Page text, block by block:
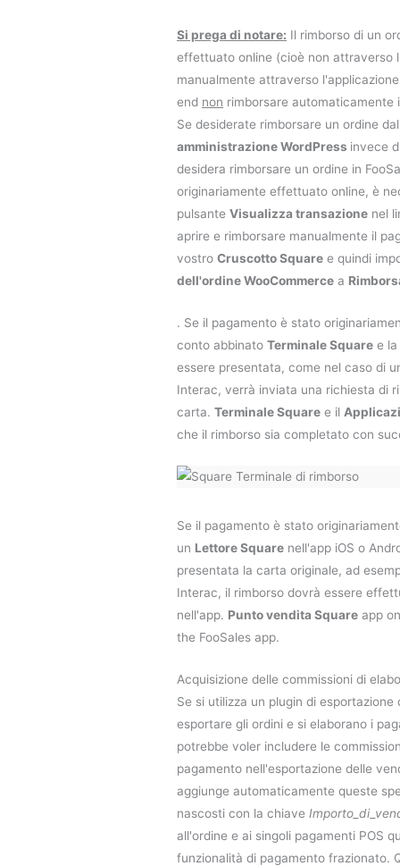
Si prega di notare: Il rimborso di un
effettuato online (cioè non attraverso
manualmente attraverso
end non rimborsare automaticamente
Se desiderate rimborsare un ordine
amministrazione WordPress invece
desidera rimborsare un ordine in
originariamente effettuato online, è
pulsante Visualizza transazione nel
aprire e rimborsare manualmente il
vostro Cruscotto Square e quindi
dell'ordine WooCommerce a
. Se il pagamento è stato
conto abbinato Terminale Square e
essere presentata, come nel caso di
Interac, verrà inviata una richiesta di
carta. Terminale Square e il
che il rimborso sia completato con
Se il pagamento è stato
un Lettore Square nell'app iOS o
presentata la carta originale, ad
Interac, il rimborso dovrà essere
nell'app. Punto vendita Square app
the FooSales app.
Acquisizione delle commissioni di
Se si utilizza un plugin di esportazione
esportare gli ordini e si elaborano i
potrebbe voler includere le
pagamento nell'esportazione delle
aggiunge automaticamente queste
nascosti con la chiave
all'ordine e ai singoli pagamenti POS
funzionalità di pagamento frazionato.